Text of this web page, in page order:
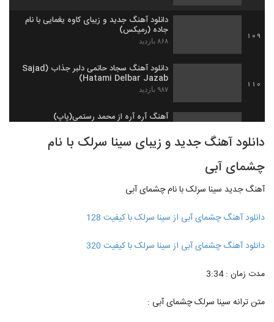
109
دانلود آهنگ جدید و زیبای کاوه یغمایی با نام
جاده (رمیکس)
۸۶۸ بازدید
110
دانلود آهنگ سجاد حاتمی دلبر جذاب (Sajad
Hatami Delbar Jazab)
۹۸۷ بازدید
آهنگ آره آره از محمد رستمی(پاپ)
Meysam Ebrahimi Bighararam
114
دانلود آهنگ محمد اصفهانی هوامو نداشتی
دانلود آهنگ جدید و زیبای سینا سرلک با نام
چشمای آبی
آهنگ جدید سینا سرلک با نام چشمای آبی
دانلود آهنگ چشمای آبی از سینا سرلک با کیفیت 128
دانلود آهنگ چشمای آبی از سینا سرلک با کیفیت 320
مدت زمان : 3:34
متن ترانه سینا سرلک چشمای آبی :